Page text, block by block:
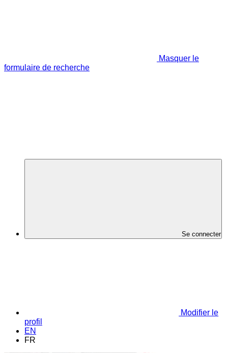
Masquer le
formulaire de recherche
Se connecter
Modifier le
profil
EN
FR